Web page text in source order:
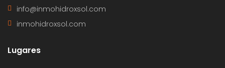
info@inmohidroxsol.com
inmohidroxsol.com
Lugares